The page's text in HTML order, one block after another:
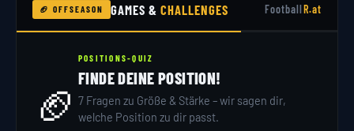
🏈 OFFSEASON GAMES &CHALLENGES FootballR.at
🏈
POSITIONS-QUIZ
FINDE DEINE POSITION!
7 Fragen zu Größe & Stärke – wir sagen dir,
welche Position zu dir passt.